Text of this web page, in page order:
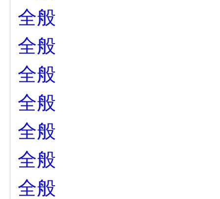
全般
全般
全般
全般
全般
全般
全般